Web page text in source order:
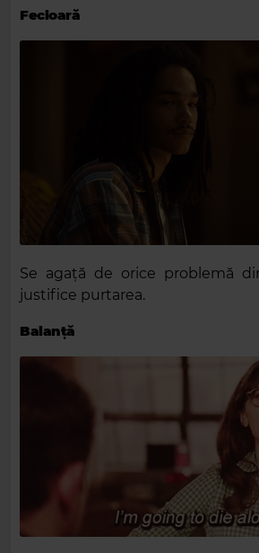
Fecioară
Se agață de orice problemă
justifice purtarea.
Balanță